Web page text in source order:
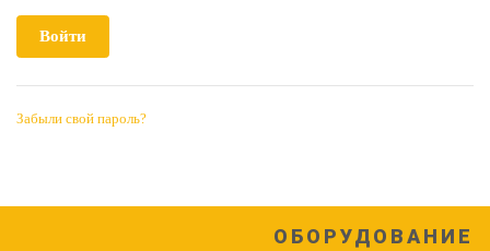
Забыли свой пароль?
ОБОРУДОВАНИЕ